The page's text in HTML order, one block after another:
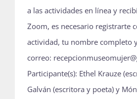
a las actividades en línea y
Zoom, es necesario registrarte
actividad, tu nombre completo
correo:
Participante(s): Ethel Krauze
Galván (escritora y poeta) y